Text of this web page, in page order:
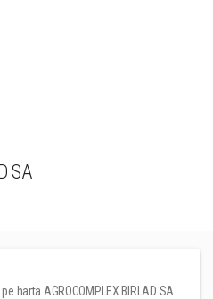
SA
harta AGROCOMPLEX BIRLAD SA